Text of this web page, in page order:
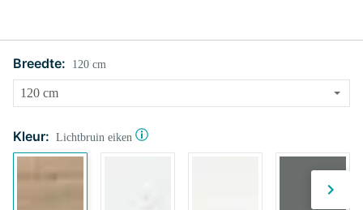
Breedte: 120 cm
Kleur: Lichtbruin eiken